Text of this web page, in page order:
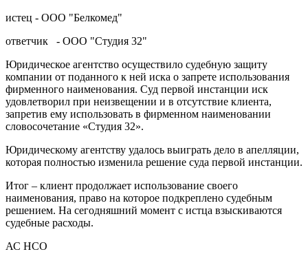
истец - ООО "Белкомед"
ответчик - ООО "Студия 32"
Юридическое агентство осуществило судебную защиту
компании от поданного к ней иска о запрете использования
фирменного наименования. Суд первой инстанции иск
удовлетворил при неизвещении и в отсутствие клиента,
запретив ему использовать в фирменном наименовании
словосочетание «Студия 32».
Юридическому агентству удалось выиграть дело в апелляции,
которая полностью изменила решение суда первой инстанции.
Итог – клиент продолжает использование своего
наименования, право на которое подкреплено судебным
решением. На сегодняшний момент с истца взыскиваются
судебные расходы.
АС НСО